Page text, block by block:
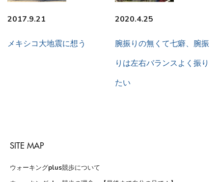
2017.9.21
メキシコ大地震に想う
2020.4.25
腕振りの無くて七癖、腕振
りは左右バランスよく振り
たい
SITE MAP
ウォーキングplus競歩について